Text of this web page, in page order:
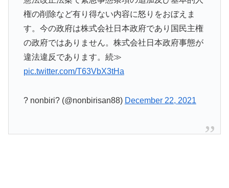
権の削除など有り得ない内容に怒りをおぼえま
す。今の政府は株式会社日本政府であり国民主権
の政府ではありません。株式会社日本政府事態が
違法違反であります。続≫
pic.twitter.com/T63VbX3tHa
? nonbiri? (@nonbirisan88) December 22, 2021